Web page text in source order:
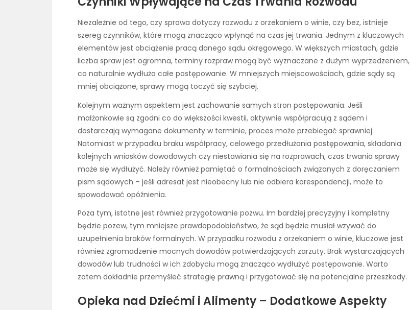
Niezależnie od tego, czy sprawa dotyczy rozwodu z orzekaniem o winie, czy bez, istnieje
szereg czynników, które mogą znacząco wpłynąć na czas jej trwania. Jednym z kluczowych
elementów jest obciążenie pracą danego sądu okręgowego. W większych miastach, gdzie
liczba spraw jest ogromna, terminy rozpraw mogą być wyznaczane z dużym wyprzedzeniem,
co naturalnie wydłuża całe postępowanie. W mniejszych miejscowościach, gdzie sądy są
mniej obciążone, sprawy mogą toczyć się szybciej.
Kolejnym ważnym aspektem jest zachowanie samych stron postępowania. Jeśli
małżonkowie są zgodni co do większości kwestii, aktywnie współpracują z sądem i
dostarczają wymagane dokumenty w terminie, proces może przebiegać sprawniej.
Natomiast w przypadku braku współpracy, celowego przedłużania postępowania, składania
kolejnych wniosków dowodowych czy niestawiania się na rozprawach, czas trwania sprawy
może się wydłużyć. Należy również pamiętać o formalnościach związanych z doręczaniem
pism sądowych – jeśli adresat jest nieobecny lub nie odbiera korespondencji, może to
spowodować opóźnienia.
Poza tym, istotne jest również przygotowanie pozwu. Im bardziej precyzyjny i kompletny
będzie pozew, tym mniejsze prawdopodobieństwo, że sąd będzie musiał wzywać do
uzupełnienia braków formalnych. W przypadku rozwodu z orzekaniem o winie, kluczowe jest
również zgromadzenie mocnych dowodów potwierdzających zarzuty. Brak wystarczających
dowodów lub trudności w ich zdobyciu mogą znacząco wydłużyć postępowanie. Warto
zatem dokładnie przemyśleć strategię prawną i przygotować się na potencjalne przeszkody.
Opieka nad Dziećmi i Alimenty – Dodatkowe Aspekty